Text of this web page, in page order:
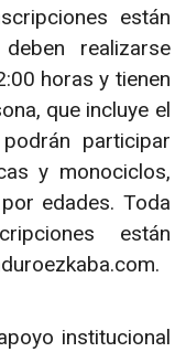
están
realizarse
horas y tienen
que incluye el
participar
y monociclos,
edades. Toda
están
institucional